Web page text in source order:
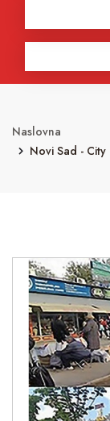
Naslovna
Novi Sad -